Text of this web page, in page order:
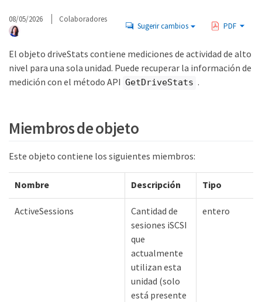
08/05/2026 Colaboradores
Sugerir cambios PDF
El objeto driveStats contiene mediciones de actividad de alto
nivel para una sola unidad. Puede recuperar la información de
medición con el método API GetDriveStats .
Miembros de objeto
Este objeto contiene los siguientes miembros:
Nombre Descripción Tipo
ActiveSessions
Cantidad de
sesiones iSCSI
que
actualmente
utilizan esta
unidad (solo
está presente
entero